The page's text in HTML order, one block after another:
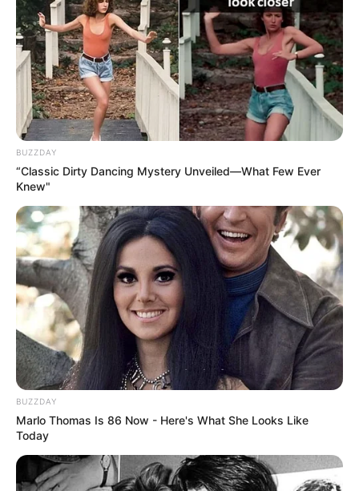
ΤΗΝ ΔΙΚΗ ΜΟΥ ΑΠΟΨΗ……..
ΕΙΝΑΙ ΚΑΠΟΙΑ ΣΤΟΙΧΕΙΑ ΠΟΥ ΕΧΟΥΜΕ ΠΑΝΩ ΜΑΣ ΚΑΙ ΤΑ
ΟΠΟΙΑ ΜΑΣ ΑΝΑΓΚΑΖΟΥΝ ΝΑ ΠΡΟΒΑΙΝΟΥΜΕ ΣΕ
ΑΝΤΙΔΡΑΣΕΙΣ, ΠΟΥ ΤΟ ΕΠΙΒΕΒΑΙΩΝΟΥΝ……..ΚΑΙ ΤΟ
ΕΠΙΒΕΒΑΙΩΝΟΥΝ ΓΙΑΤΙ ΓΙΝΟΝΤΑΙ
ΑΣΥΝΑΙΣΘΗΤΑ….ΒΓΑΙΝΟΥΝ ΑΠΟ ΜΕΣΑ ΜΑΣ, ΧΩΡΙΣ ΚΑΝ
ΝΑ ΤΟ ΕΠΙΔΙΩΞΟΥΜΕ……..ΠΟΙΕΣ ΕΙΝΑΙ ΑΥΤΕΣ ΟΙ
ΑΝΤΙΔΡΑΣΕΙΣ;;;;;;;;
BUZZDAY
“Classic Dirty Dancing Mystery Unveiled—What Few Ever
Knew"
BUZZDAY
Marlo Thomas Is 86 Now - Here's What She Looks Like
Today